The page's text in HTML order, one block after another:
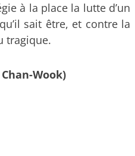
à la place la lutte d’un
sait être, et contre la
tragique.
Wook)